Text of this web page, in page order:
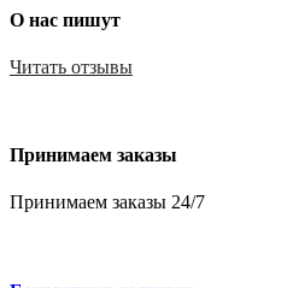
О нас пишут
Читать отзывы
Принимаем заказы
Принимаем заказы 24/7